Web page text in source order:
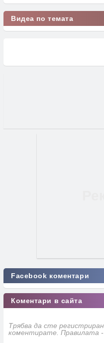
Видеа по темата
Facebook коментари
Коментари в сайта
Трябва да сте
коментирате. Правилата -